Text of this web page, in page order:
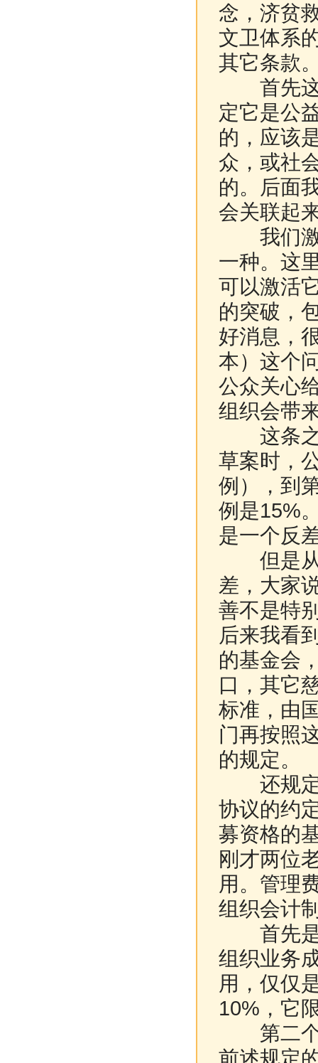
念，济贫
文卫体系
其它条款
首先这
定它是公
的，应该
众，或社
的。后面
会关联起
我们激
一种。这
可以激活
的突破，
好消息，
本）这个
公众关心
组织会带
这条之
草案时，
例），到
例是15%
是一个反
但是从
差，大家
善不是特
后来我看
的基金会
口，其它
标准，由
门再按照
的规定。
还规定
协议的约
募资格的
刚才两位
用。管理
组织会计
首先是
组织业务
用，仅仅
10%，它
第二个
前述规定